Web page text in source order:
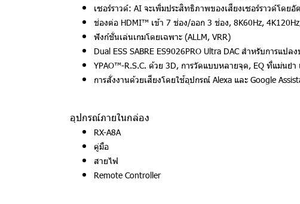
เซอร์ราวด์: AI จะเพิ่มประสิทธิภาพของเสียงเซอร์ราวด์โดย
ช่องต่อ HDMI™ เข้า 7 ช่อง/ออก 3 ช่อง, 8K60Hz,
ฟังก์ชั่นเล่นเกมโดยเฉพาะ (ALLM, VRR)
Dual ESS SABRE ES9026PRO Ultra DAC สำหรับการแป
YPAO™-R.S.C. ด้วย 3D, การวัดแบบหลายจุด, EQ ที่แม่นยำ
การสั่งงานด้วยเสียงโดยใช้อุปกรณ์ Alexa และ Google
อุปกรณ์ภายในกล่อง
RX-A8A
คู่มือ
สายไฟ
Remote Controller